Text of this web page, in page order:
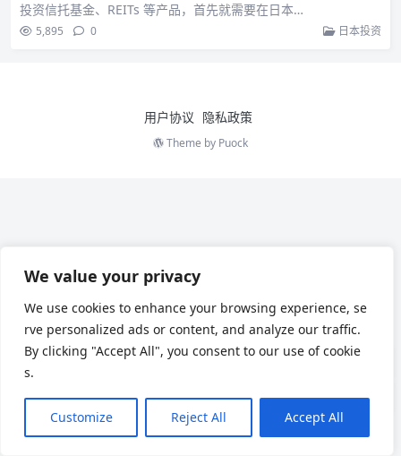
We value your privacy
We use cookies to enhance your browsing experience, se
rve personalized ads or content, and analyze our traffic.
By clicking "Accept All", you consent to our use of cookie
s.
Customize Reject All Accept All
投资信托基金、REITs 等产品，首先就需要在日本…
5,895 0 日本投资
用户协议 隐私政策
Theme by Puock